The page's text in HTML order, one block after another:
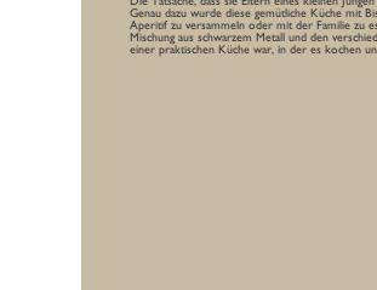
Genau dazu wurde diese gemütliche Küche mit
Aperitif zu versammeln oder mit der Familie zu
Mischung aus schwarzem Metall und den
einer praktischen Küche war, in der es kochen